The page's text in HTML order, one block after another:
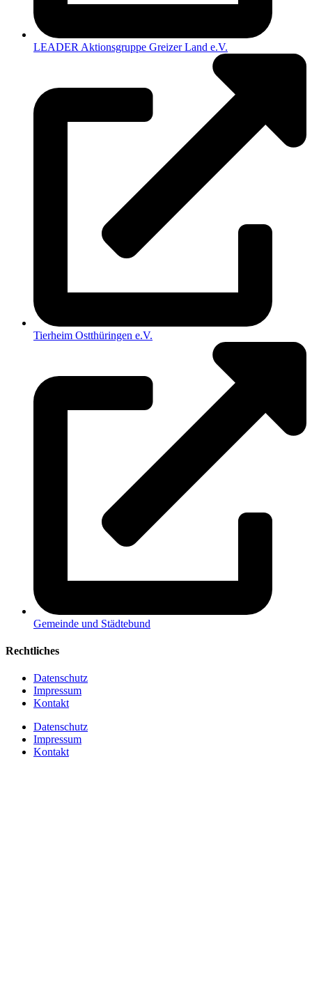
LEADER Aktionsgruppe Greizer Land e.V.
Tierheim Ostthüringen e.V.
Gemeinde und Städtebund
Rechtliches
Datenschutz
Impressum
Kontakt
Datenschutz
Impressum
Kontakt